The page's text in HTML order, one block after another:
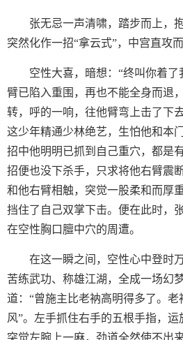
张无忌一声清啸，踏步而上，
突然化作一招“拿云式”，中宫直攻而
空性大喜，暗想：“终叫你着
臂已陷入重围，再也不能全身而退
转，呼的一响，往他臂弯上击了下
这少年精通少林绝艺，生怕他和本
招中他明明已抓到自己重穴，都是
招便也没下杀手，只求将他右臂震
和他右臂相触，突觉一股柔和而厚
挡住了自己双掌下击。便在此时，
在空性胸口膻中穴的周遭。
在这一瞬之间，空性心中登时
苦练武功、称雄江湖，全成一场幻
道：“曾施主比老衲高明得多了。
风”。左手抓住右手的五根手指，运
突觉左腕上一麻，劲道全然使不出